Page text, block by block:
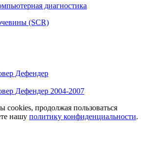
диагностика
(SCR)
Дефендер
Дефендер 2004-2007
продолжая пользоваться
нашу политику конфиденциальности.